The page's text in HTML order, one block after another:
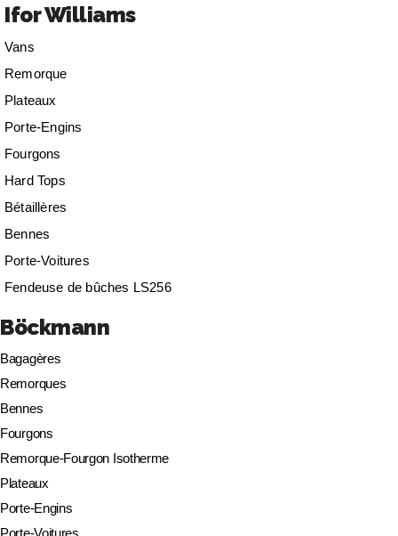
Ifor Williams
Vans
Remorque
Plateaux
Porte-Engins
Fourgons
Hard Tops
Bétaillères
Bennes
Porte-Voitures
Fendeuse de bûches LS256
Böckmann
Bagagères
Remorques
Bennes
Fourgons
Remorque-Fourgon Isotherme
Plateaux
Porte-Engins
Porte-Voitures